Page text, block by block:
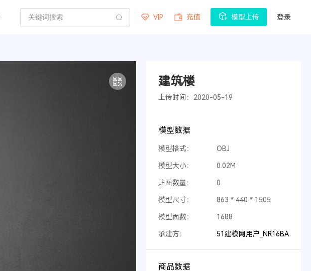
VIP 充值 模型上传 登录
建筑楼
上传时间：2020-05-19
模型数据
模型格式： OBJ
模型大小： 0.02M
贴图数量： 0
模型尺寸： 863 * 440 * 1505
模型面数： 1688
承建方： 51建模网用户_NR16BA
商品数据